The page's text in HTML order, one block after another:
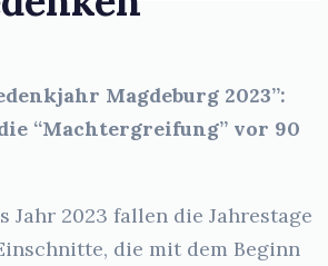
Magdeburg 2023”:
“Machtergreifung” vor 90
Jahr 2023 fallen die Jahrestage
die mit dem Beginn